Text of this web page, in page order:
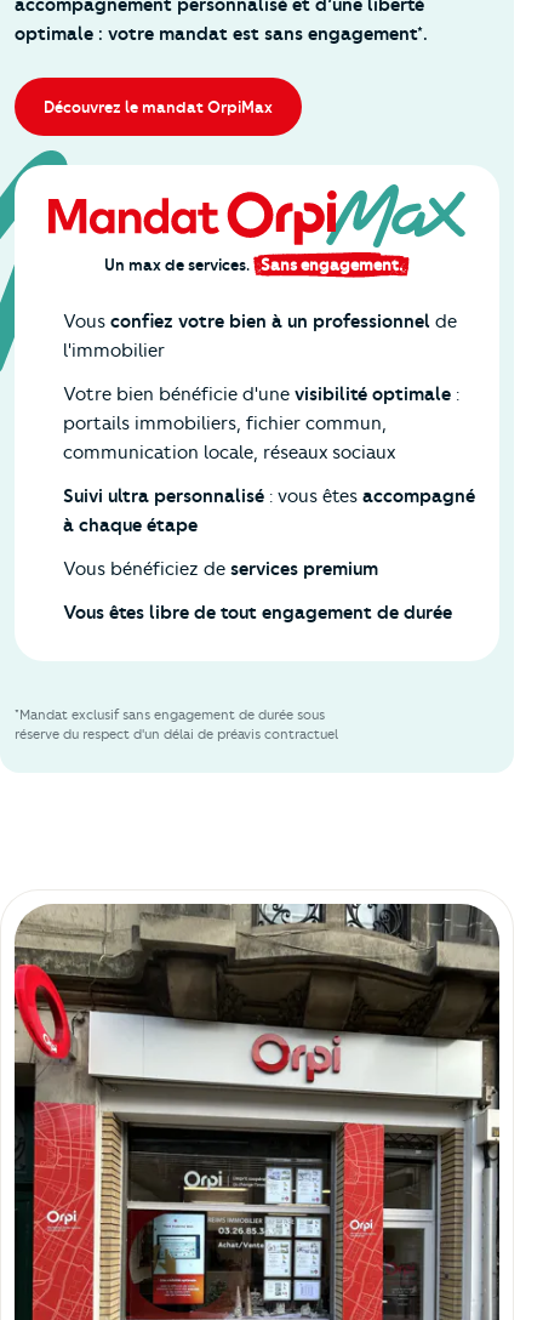
accompagnement personnalisé et d’une liberté
optimale : votre mandat est sans engagement*.
Découvrez le mandat OrpiMax
Un max de services. Sans engagement.
Vous confiez votre bien à un professionnel de
l'immobilier
Votre bien bénéficie d'une visibilité optimale :
portails immobiliers, fichier commun,
communication locale, réseaux sociaux
Suivi ultra personnalisé : vous êtes accompagné
à chaque étape
Vous bénéficiez de services premium
Vous êtes libre de tout engagement de durée
*Mandat exclusif sans engagement de durée sous
réserve du respect d'un délai de préavis contractuel